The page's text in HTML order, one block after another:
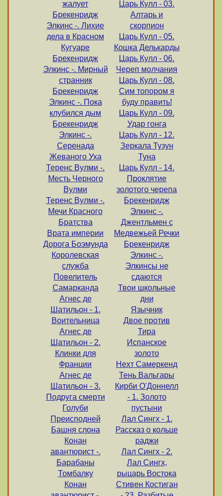
жалует
Брекенридж
Элкинс -. Лихие
дела в Красном
Кугуаре
Брекенридж
Элкинс -. Мирный
странник
Брекенридж
Элкинс -. Пока
клубился дым
Брекенридж
Элкинс -.
Серенада
Жеваного Уха
Теренс Вулми -.
Месть Черного
Вулми
Теренс Вулми -.
Мечи Красного
Братства
Врата империи
Дорога Боэмунда
Королевская
служба
Повелитель
Самарканда
Агнес де
Шатильон - 1.
Воительница
Агнес де
Шатильон - 2.
Клинки для
Франции
Агнес де
Шатильон - 3.
Подруга смерти
Голуби
Преисподней
Башня слона
Конан
авантюрист -.
Барабаны
Томбалку
Конан
Царь Кулл - 03.
Алтарь и
скорпион
Царь Кулл - 05.
Кошка Делькарды
Царь Кулл - 06.
Череп молчания
Царь Кулл - 08.
Сим топором я
буду править!
Царь Кулл - 09.
Удар гонга
Царь Кулл - 12.
Зеркала Тузун
Туна
Царь Кулл - 14.
Проклятие
золотого черепа
Брекенридж
Элкинс -.
Джентльмен с
Медвежьей Речки
Брекенридж
Элкинс -.
Элкинсы не
сдаются
Твои школьные
дни
Язычник
Двое против
Тира
Испанское
золото
Нехт Самеркенд
Тень Вальгары
Кирби О'Доннелл
- 1. Золото
пустыни
Лал Сингх - 1.
Рассказ о кольце
раджи
Лал Сингх - 2.
Лал Сингх,
рыцарь Востока
Стивен Костиган